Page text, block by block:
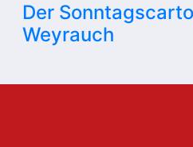
Der
Weyrauch